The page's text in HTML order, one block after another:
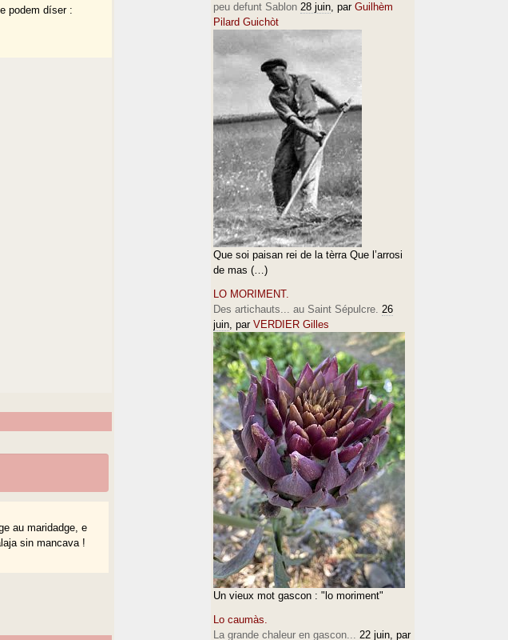
podem díser :
au maridadge, e
sin mancava !
peu defunt Sablon 28 juin, par Guilhèm
Pilard Guichòt
Que soi paisan rei de la tèrra Que l’arrosi
de mas (…)
LO MORIMENT.
Des artichauts... au Saint Sépulcre. 26
juin, par VERDIER Gilles
Un vieux mot gascon : "lo moriment"
Lo caumàs.
La grande chaleur en gascon... 22 juin, par